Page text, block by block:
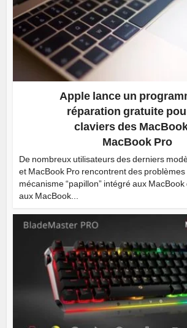
Apple lance un
réparation gratuite
claviers des
MacBook Pro
De nombreux utilisateurs des derniers
et MacBook Pro rencontrent des problèmes
mécanisme “papillon” intégré aux
aux MacBook...